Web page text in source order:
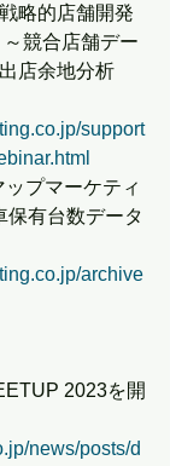
略的店舗開発
競合店舗デー
店余地分析
support
ップマーケティ
保有台数データ
archive
2023を開
news/posts/d